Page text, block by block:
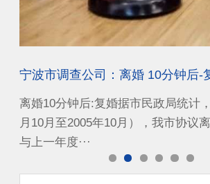
宁波市调查公司：离婚 10分钟后-
离婚10分钟后:复婚据市民政局统计
月10月至2005年10月），我市协议
与上一年度···